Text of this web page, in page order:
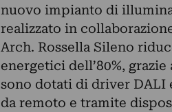
nuovo impianto di
realizzato in
Arch. Rossella Sileno
energetici dell’80%,
sono dotati di driver DALI
da remoto e tramite